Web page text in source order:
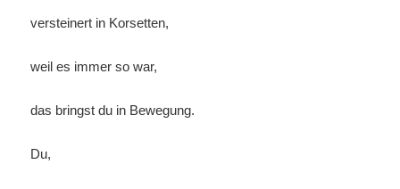
versteinert in Korsetten,
weil es immer so war,
das bringst du in Bewegung.
Du,